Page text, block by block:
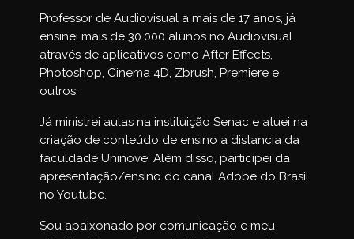
Professor de Audiovisual a mais de 17 anos, já
ensinei mais de 30.000 alunos no Audiovisual
através de aplicativos como After Effects,
Photoshop, Cinema 4D, Zbrush, Premiere e
outros.
Já ministrei aulas na instituição Senac e atuei na
criação de conteúdo de ensino a distancia da
faculdade Uninove. Além disso, participei da
apresentação/ensino do canal Adobe do Brasil
no Youtube.
Sou apaixonado por comunicação e meu